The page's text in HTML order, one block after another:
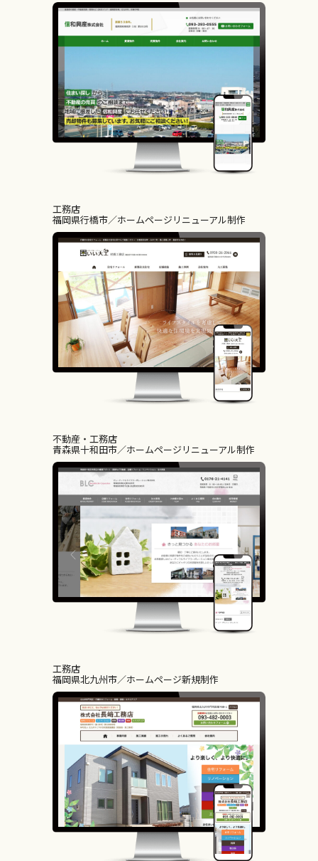
工務店
福岡県行橋市 ホームページリニューアル制作
不動産・工務店
青森県十和田市 ホームページリニューアル制作
工務店
福岡県北九州市 ホームページ新規制作